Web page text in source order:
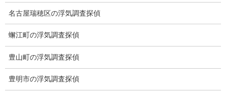
当社のこだわり
契約後の安心と信頼
顧問弁護士のご案内
委任契約
名古屋瑞穂区の浮気調査探偵
蠏江町の浮気調査探偵
豊山町の浮気調査探偵
豊明市の浮気調査探偵